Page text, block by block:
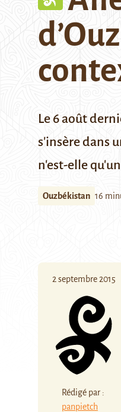
Le 6 août
s'insère dans
n'est-elle
Ouzbékistan 16
2 septembre 2015
Rédigé par :
panpietch